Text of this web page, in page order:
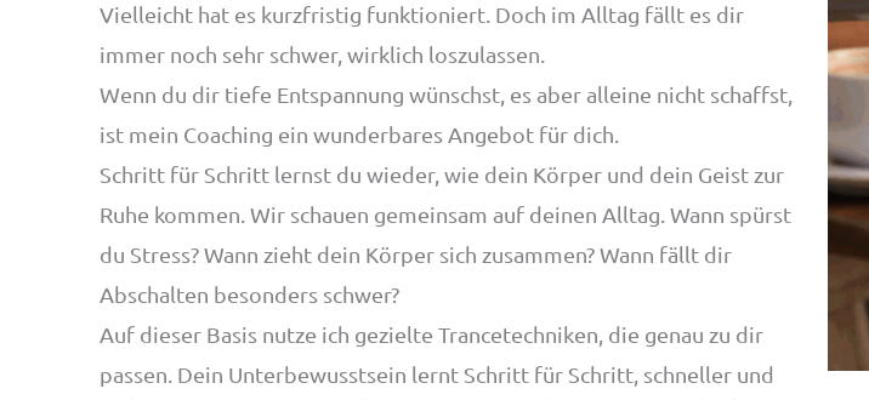
Vielleicht hat es kurzfristig funktioniert. Doch im Alltag fällt es dir
immer noch sehr schwer, wirklich loszulassen.
Wenn du dir tiefe Entspannung wünschst, es aber alleine nicht schaffst,
ist mein Coaching ein wunderbares Angebot für dich.
Schritt für Schritt lernst du wieder, wie dein Körper und dein Geist zur
Ruhe kommen. Wir schauen gemeinsam auf deinen Alltag. Wann spürst
du Stress? Wann zieht dein Körper sich zusammen? Wann fällt dir
Abschalten besonders schwer?
Auf dieser Basis nutze ich gezielte Trancetechniken, die genau zu dir
passen. Dein Unterbewusstsein lernt Schritt für Schritt, schneller und